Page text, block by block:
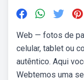
Web — fotos de
celular, tablet ou
autêntico. Aqui
Webtemos uma